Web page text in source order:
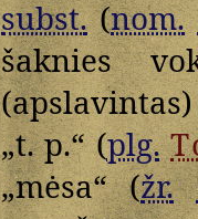
subst.(nom.
šaknies
„t. p.“ (plg.
„mėsa“ (žr.